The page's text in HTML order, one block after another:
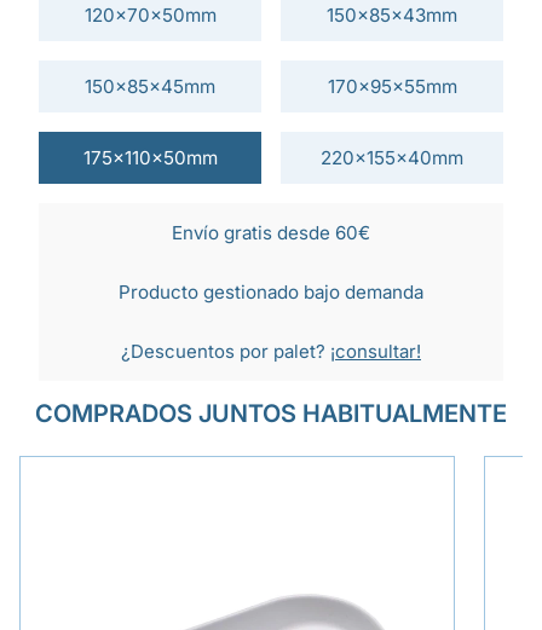
120x70x50mm 150x85x43mm
150x85x45mm 170x95x55mm
175x110x50mm 220x155x40mm
Envío gratis desde 60€
Producto gestionado bajo demanda
¿Descuentos por palet? ¡consultar!
COMPRADOS JUNTOS HABITUALMENTE